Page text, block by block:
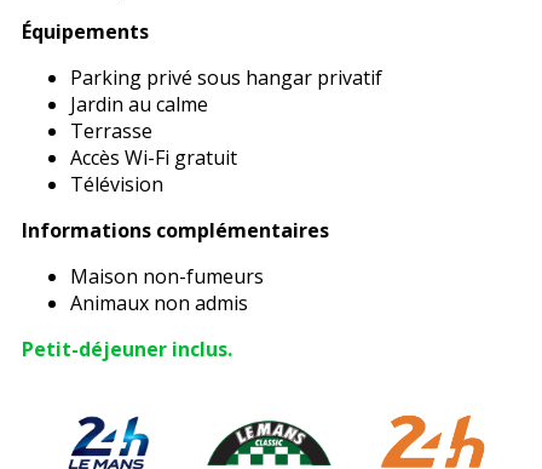
Équipements
Parking privé sous hangar privatif
Jardin au calme
Terrasse
Accès Wi-Fi gratuit
Télévision
Informations complémentaires
Maison non-fumeurs
Animaux non admis
Petit-déjeuner inclus.